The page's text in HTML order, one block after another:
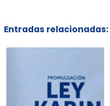
Entradas relacionadas: